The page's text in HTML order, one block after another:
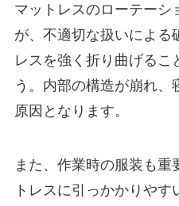
マットレスのローテーシ
が、不適切な扱いによる
レスを強く折り曲げるこ
う。内部の構造が崩れ、
原因となります。
また、作業時の服装も重
トレスに引っかかりやす